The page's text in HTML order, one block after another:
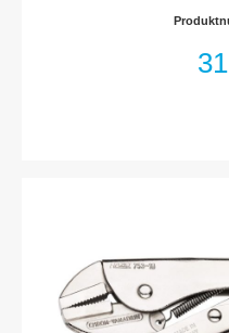
wirdNockenmechanik –